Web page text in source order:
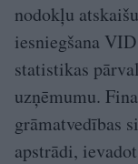
nodokļu
iesniegšana
statistikas
uzņēmumu.
grāmatvedības
apstrādi,